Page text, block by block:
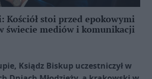
Kościół stoi przed epokowymi
świecie mediów i komunikacji
Ksiądz Biskup uczestniczył w